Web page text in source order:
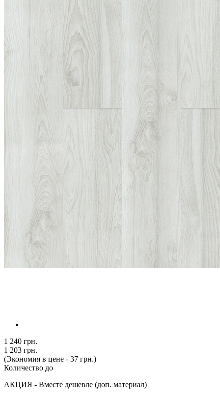
1 240 грн.
1 203 грн.
(Экономия в цене - 37 грн.)
Количество до
АКЦИЯ - Вместе дешевле (доп. материал)